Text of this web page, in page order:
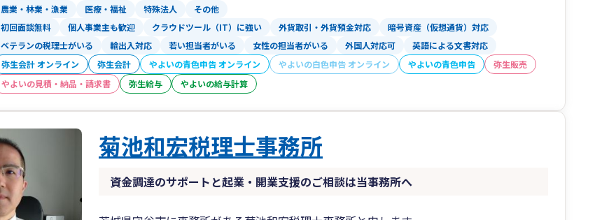
★お客様が相談しやすい敷居の低いアットホームな事務所にする理由
理由：会計事務所はどうしても敷居が高いイメージjがありサービス業的な感覚が少ない
傾向にあります。
そういったイメージをなくし、明るく広めの事務所ですが敷居の低いそこにいてほっとす
る場所つくりにこだわっています。
いたずらに規模の拡大を目指していません。（所長の目の届く範囲が定められるため）
スタッフの電話対応もいつもお客様からおほめにあずかっています。
ビスを目指しています。
築補助金
農業・林業・漁業
医療・福祉 特殊法人 その他
初回面談無料 個人事業主も歓迎 クラウドツール（IT）に強い 外貨取引・外貨預金対応
暗号資産（仮想通貨）対応
ベテランの税理士がいる
輸出入対応 若い担当者がいる 女性の担当者がいる 外国人対応可 英語による文書対応
弥生会計 オンライン 弥生会計 やよいの青色申告 オンライン やよいの白色申告 オンライン やよいの青色申告
弥生販売
やよいの見積・納品・請求書
弥生給与 やよいの給与計算
菊池和宏税理士事務所
資金調達のサポートと起業・開業支援のご相談は当事務所へ